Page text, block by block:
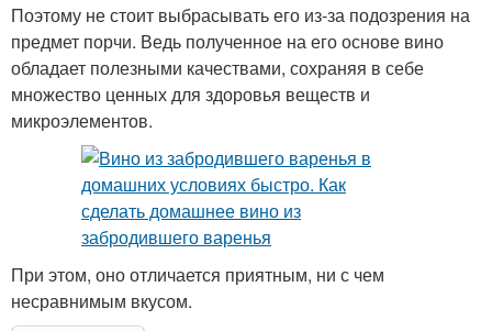
Поэтому не стоит выбрасывать его из-за подозрения на
предмет порчи. Ведь полученное на его основе вино
обладает полезными качествами, сохраняя в себе
множество ценных для здоровья веществ и
микроэлементов.
При этом, оно отличается приятным, ни с чем
несравнимым вкусом.